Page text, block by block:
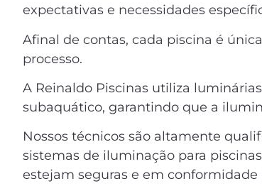
expectativas e necessidades
Afinal de contas, cada piscina é
processo.
A Reinaldo Piscinas utiliza
subaquático, garantindo que a
Nossos técnicos são altamente
sistemas de iluminação para
estejam seguras e em